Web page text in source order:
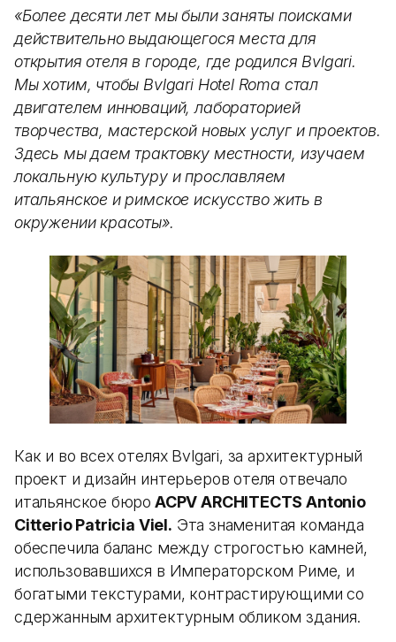
«Более десяти лет мы были заняты поисками
действительно выдающегося места для
открытия отеля в городе, где родился Bvlgari.
Мы хотим, чтобы Bvlgari Hotel Roma стал
двигателем инноваций, лабораторией
творчества, мастерской новых услуг и проектов.
Здесь мы даем трактовку местности, изучаем
локальную культуру и прославляем
итальянское и римское искусство жить в
окружении красоты».
Как и во всех отелях Bvlgari, за архитектурный
проект и дизайн интерьеров отеля отвечало
итальянское бюро ACPV ARCHITECTS Antonio
Citterio Patricia Viel. Эта знаменитая команда
обеспечила баланс между строгостью камней,
использовавшихся в Императорском Риме, и
богатыми текстурами, контрастирующими со
сдержанным архитектурным обликом здания.